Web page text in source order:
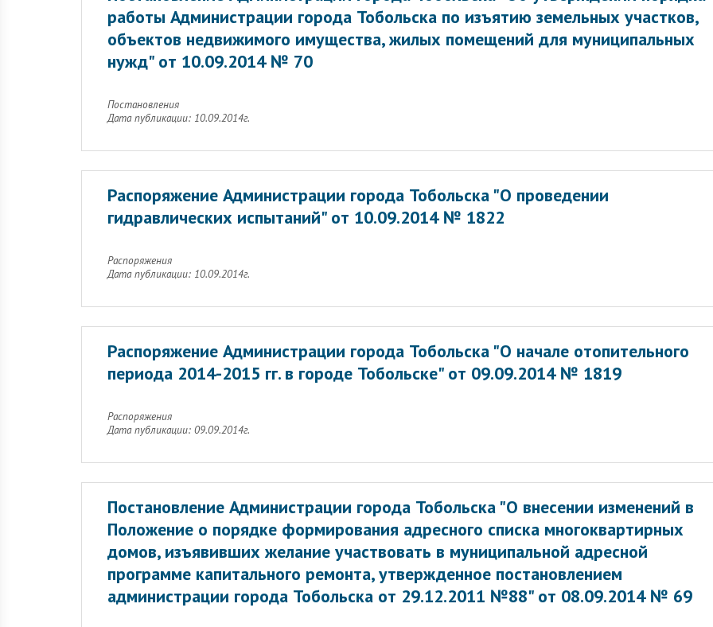
работы Администрации города Тобольска по изъятию земельных участков,
объектов недвижимого имущества, жилых помещений для муниципальных
нужд" от 10.09.2014 № 70
Постановления
Дата публикации: 10.09.2014г.
Распоряжение Администрации города Тобольска "О проведении
гидравлических испытаний" от 10.09.2014 № 1822
Распоряжения
Дата публикации: 10.09.2014г.
Распоряжение Администрации города Тобольска "О начале отопительного
периода 2014-2015 гг. в городе Тобольске" от 09.09.2014 № 1819
Распоряжения
Дата публикации: 09.09.2014г.
Постановление Администрации города Тобольска "О внесении изменений в
Положение о порядке формирования адресного списка многоквартирных
домов, изъявивших желание участвовать в муниципальной адресной
программе капитального ремонта, утвержденное постановлением
администрации города Тобольска от 29.12.2011 №88" от 08.09.2014 № 69